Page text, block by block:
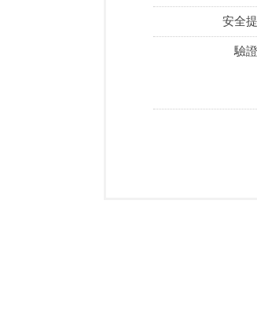
安全
驗